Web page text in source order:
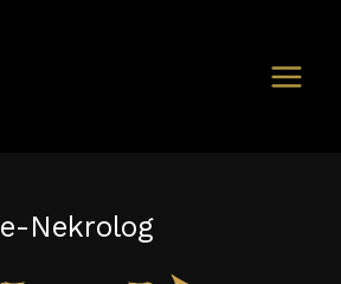
e-Nekrolog